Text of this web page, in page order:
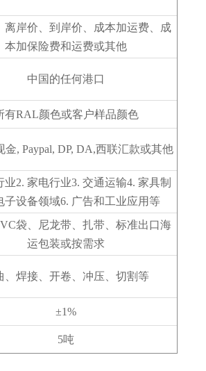
离岸价、到岸价、成本加运费、成
本加保险费和运费或其他
中国的任何港口
有RAL颜色或客户样品颜色
金, Paypal, DP, DA,西联汇款或其他
业2. 家电行业3. 交通运输4. 家具制
子设备领域6. 广告和工业应用等
袋、尼龙带、扎带、标准出口海
运包装或按需求
、焊接、开卷、冲压、切割等
±1%
5吨